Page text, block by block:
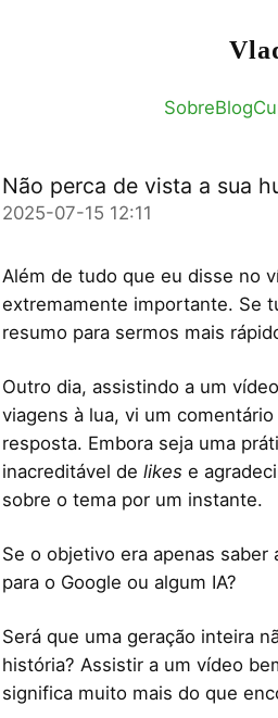
SobreBlog
Não perca de vista a sua
2025-07-15 12:11
Além de tudo que eu disse no
extremamente importante. Se
resumo para sermos mais
Outro dia, assistindo a um
viagens à lua, vi um
resposta. Embora seja uma
inacreditável de likes e
sobre o tema por um instante.
Se o objetivo era apenas
para o Google ou algum IA?
Será que uma geração inteira
história? Assistir a um vídeo
significa muito mais do que